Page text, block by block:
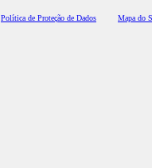
Política de Proteção de Dados Mapa do